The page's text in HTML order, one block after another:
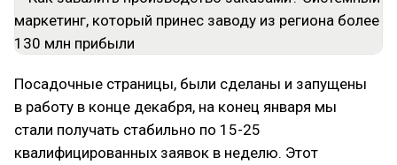
Посадочные страницы, были сделаны и запущены
в работу в конце декабря, на конец января мы
стали получать стабильно по 15-25
квалифицированных заявок в неделю. Этот